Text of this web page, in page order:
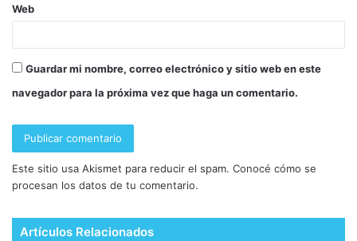
Web
Guardar mi nombre, correo electrónico y sitio web en este
navegador para la próxima vez que haga un comentario.
Este sitio usa Akismet para reducir el spam. Conocé cómo se
procesan los datos de tu comentario.
Artículos Relacionados